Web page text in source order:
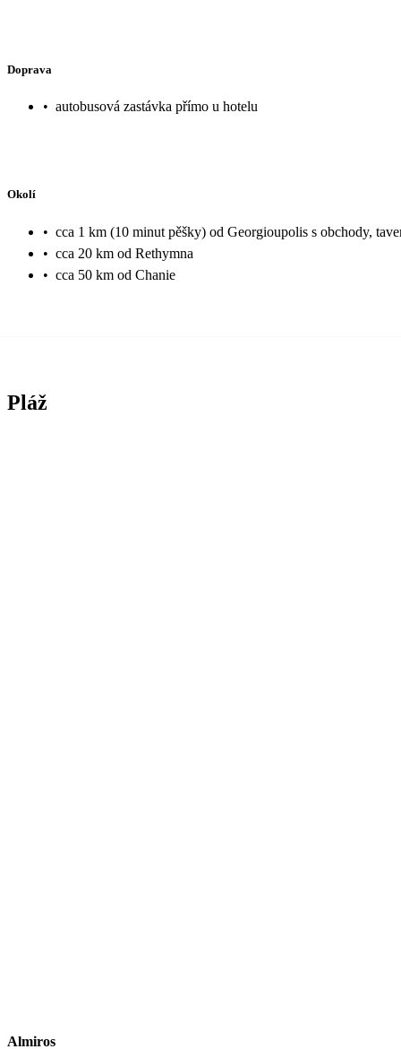
Doprava
• autobusová zastávka přímo u hotelu
Okolí
• cca 1 km (10 minut pěšky) od Georgioupolis s obchody,
• cca 20 km od Rethymna
• cca 50 km od Chanie
Pláž
Almiros